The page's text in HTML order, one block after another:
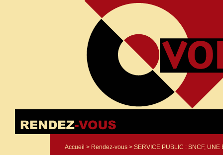
Accueil > Rendez-vous > SERVICE PUBLIC : SNCF, UNE